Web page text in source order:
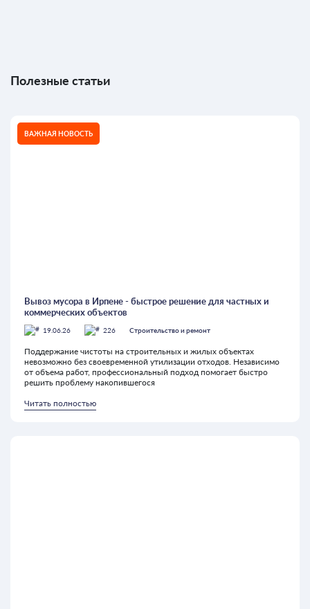
Полезные статьи
ВАЖНАЯ НОВОСТЬ
Вывоз мусора в Ирпене - быстрое решение для частных и
коммерческих объектов
19.06.26 226 Строительство и ремонт
Поддержание чистоты на строительных и жилых объектах
невозможно без своевременной утилизации отходов. Независимо
от объема работ, профессиональный подход помогает быстро
решить проблему накопившегося
Читать полностью